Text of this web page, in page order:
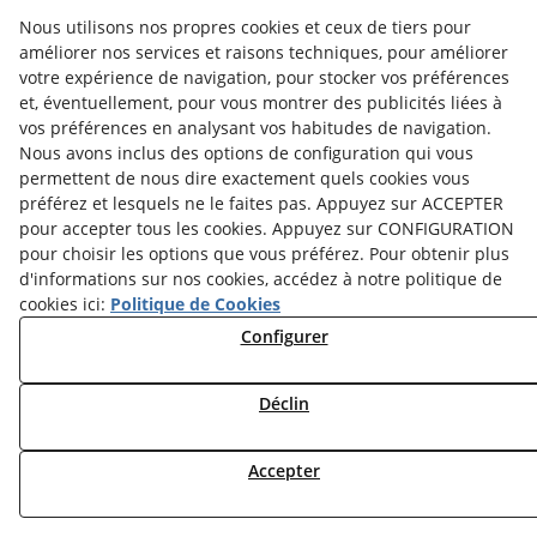
Politique des Cookies Conseils Juridiques
Termes et Conditions Whistleblowing Channel
Política de seguridad - ENS
État du Service
Lundi au Vendredi :
de8h00 15h00
© 08/2026 Dispromedia, S.L.® - Tous droits réservés.
Nous utilisons nos propres cookies et ceux de tiers pour
améliorer nos services et raisons techniques, pour améliorer
votre expérience de navigation, pour stocker vos préférences
et, éventuellement, pour vous montrer des publicités liées à
vos préférences en analysant vos habitudes de navigation.
Nous avons inclus des options de configuration qui vous
permettent de nous dire exactement quels cookies vous
préférez et lesquels ne le faites pas. Appuyez sur ACCEPTER
pour accepter tous les cookies. Appuyez sur CONFIGURATION
pour choisir les options que vous préférez. Pour obtenir plus
d'informations sur nos cookies, accédez à notre politique de
cookies ici: Politique de Cookies
Configurer
Déclin
Accepter